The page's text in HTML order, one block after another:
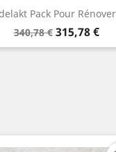
2x 25kg.
Prix
de
330,33
